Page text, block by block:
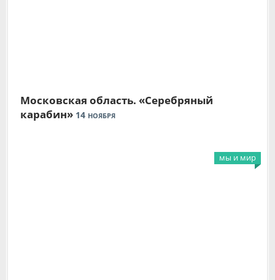
Московская область. «Серебряный
карабин» 14 НОЯБРЯ
мы и мир